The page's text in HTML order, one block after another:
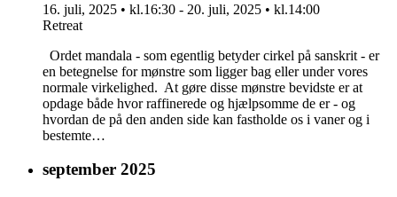
16. juli, 2025 • kl.16:30 - 20. juli, 2025 • kl.14:00
Retreat
Ordet mandala - som egentlig betyder cirkel på sanskrit - er
en betegnelse for mønstre som ligger bag eller under vores
normale virkelighed. At gøre disse mønstre bevidste er at
opdage både hvor raffinerede og hjælpsomme de er - og
hvordan de på den anden side kan fastholde os i vaner og i
bestemte…
september 2025